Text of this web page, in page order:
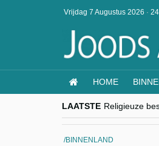
Vrijdag 7 Augustus 2026 ·
HOME
LAATSTE Religieuze
CITYTRIP |
“Vandaag zit
BINNENLAND